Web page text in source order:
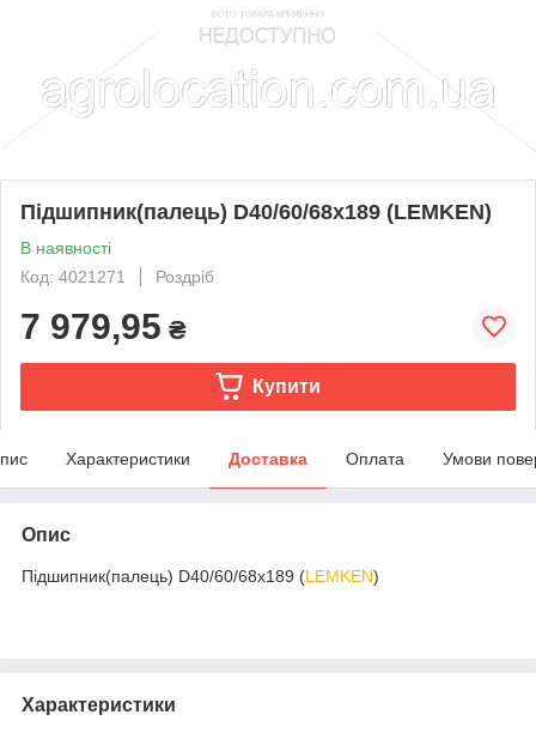
Підшипник(палець) D40/60/68x189 (LEMKEN)
В наявності
Код: 4021271
Роздріб
7 979,95 ₴
Купити
Характеристики Доставка Оплата Умови
Опис
Підшипник(палець) D40/60/68x189 (LEMKEN)
Характеристики